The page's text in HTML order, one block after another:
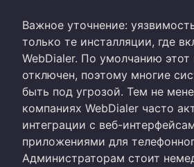
Важное уточнение:
только те инсталляции, где
WebDialer. По умолчанию этот
отключен, поэтому многие
быть под угрозой. Тем не
компаниях WebDialer часто
интеграции с веб-
приложениями для
Администраторам стоит